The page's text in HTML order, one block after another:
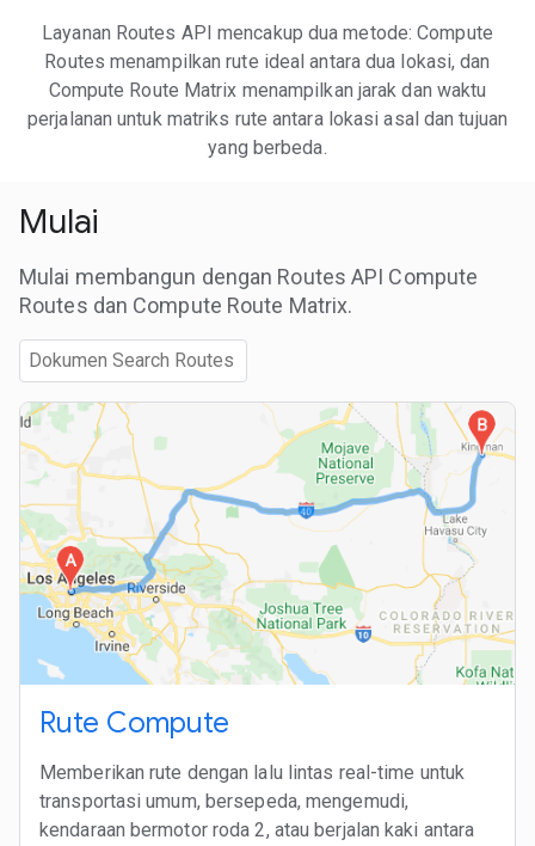
Layanan Routes API mencakup dua metode: Compute
Routes menampilkan rute ideal antara dua lokasi, dan
Compute Route Matrix menampilkan jarak dan waktu
perjalanan untuk matriks rute antara lokasi asal dan tujuan
yang berbeda.
Mulai
Mulai membangun dengan Routes API Compute
Routes dan Compute Route Matrix.
Rute Compute
Memberikan rute dengan lalu lintas real-time untuk
transportasi umum, bersepeda, mengemudi,
kendaraan bermotor roda 2, atau berjalan kaki antara